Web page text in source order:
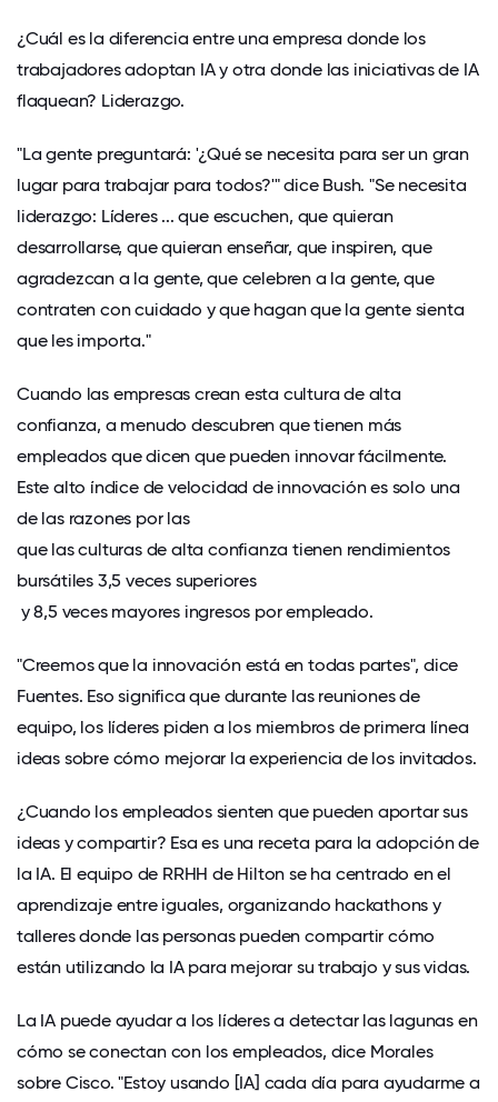
¿Cuál es la diferencia entre una empresa donde los
trabajadores adoptan IA y otra donde las iniciativas de IA
flaquean? Liderazgo.
"La gente preguntará: '¿Qué se necesita para ser un gran
lugar para trabajar para todos?'" dice Bush. "Se necesita
liderazgo: Líderes ... que escuchen, que quieran
desarrollarse, que quieran enseñar, que inspiren, que
agradezcan a la gente, que celebren a la gente, que
contraten con cuidado y que hagan que la gente sienta
que les importa."
Cuando las empresas crean esta cultura de alta
confianza, a menudo descubren que tienen más
empleados que dicen que pueden innovar fácilmente.
Este alto índice de velocidad de innovación es solo una
de las razones por las
que las culturas de alta confianza tienen rendimientos
bursátiles 3,5 veces superiores
y 8,5 veces mayores ingresos por empleado.
"Creemos que la innovación está en todas partes", dice
Fuentes. Eso significa que durante las reuniones de
equipo, los líderes piden a los miembros de primera línea
ideas sobre cómo mejorar la experiencia de los invitados.
¿Cuando los empleados sienten que pueden aportar sus
ideas y compartir? Esa es una receta para la adopción de
la IA. El equipo de RRHH de Hilton se ha centrado en el
aprendizaje entre iguales, organizando hackathons y
talleres donde las personas pueden compartir cómo
están utilizando la IA para mejorar su trabajo y sus vidas.
La IA puede ayudar a los líderes a detectar las lagunas en
cómo se conectan con los empleados, dice Morales
sobre Cisco. "Estoy usando [IA] cada día para ayudarme a